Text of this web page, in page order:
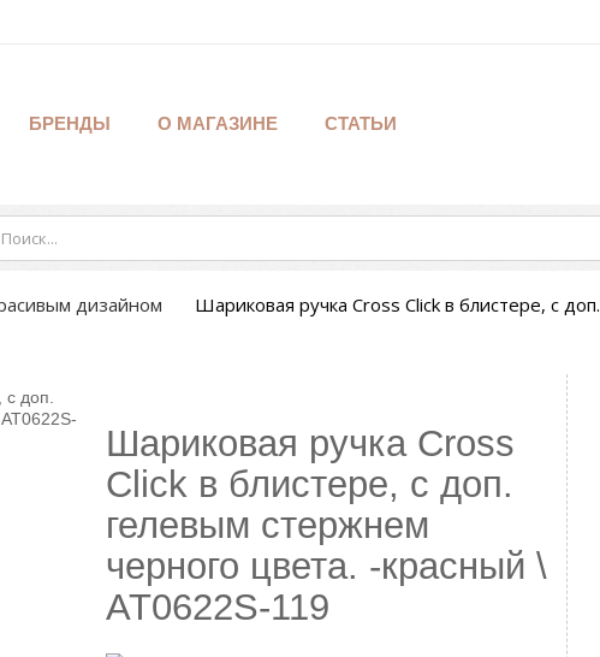
БРЕНДЫ О МАГАЗИНЕ СТАТЬИ
дизайном
Шариковая ручка Cross Click в блистере, с
Шариковая ручка Cross
Click в блистере, с доп.
гелевым стержнем
черного цвета. -красный \
AT0622S-119